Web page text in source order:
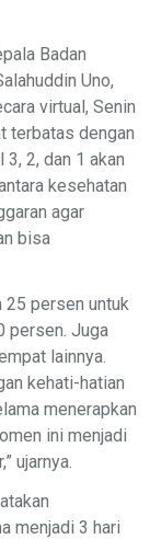
Badan
Uno,
virtual, Senin
terbatas dengan
2, dan 1 akan
kesehatan
agar
bisa
25 persen untuk
persen. Juga
lainnya.
kehati-hatian
menerapkan
ini menjadi
ujarnya.
menjadi 3 hari